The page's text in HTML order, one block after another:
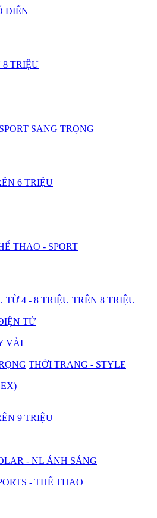
ĐIỂN
TRIỆU
SANG TRỌNG
6 TRIỆU
THAO - SPORT
TỪ 4 - 8 TRIỆU TRÊN 8 TRIỆU
TỬ
VẢI
THỜI TRANG - STYLE
9 TRIỆU
- NL ÁNH SÁNG
- THỂ THAO